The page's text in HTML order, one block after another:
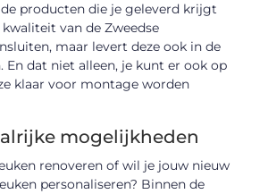
producten die je geleverd krijgt
van de Zweedse
maar levert deze ook in de
En dat niet alleen, je kunt er ook op
klaar voor montage worden
mogelijkheden
renoveren of wil je jouw nieuw
personaliseren? Binnen de